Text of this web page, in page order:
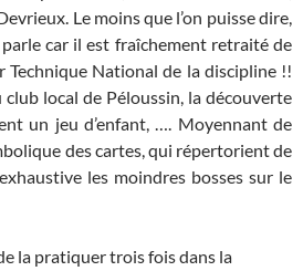
Le moins que l’on puisse dire,
parle car il est fraîchement retraité de
National de la discipline !!
local de Péloussin, la découverte
un jeu d’enfant, …. Moyennant de
des cartes, qui répertorient de
les moindres bosses sur le
la pratiquer trois fois dans la